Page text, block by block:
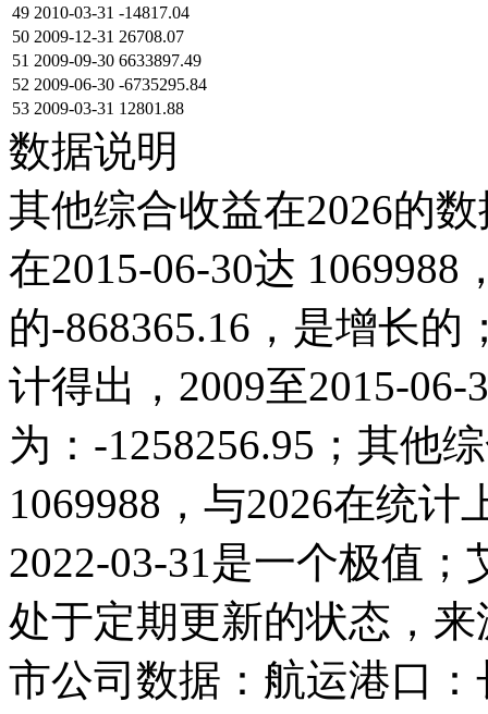
49 2010-03-31 -14817.04
50 2009-12-31 26708.07
51 2009-09-30 6633897.49
52 2009-06-30 -6735295.84
53 2009-03-31 12801.88
数据说明
其他综合收益在2026的
在2015-06-30达 1069988
的-868365.16，是增长
计得出，2009至2015-06-
为：-1258256.95；其他
1069988，与2026在统
2022-03-31是一个极值
处于定期更新的状态，
市公司数据：航运港口